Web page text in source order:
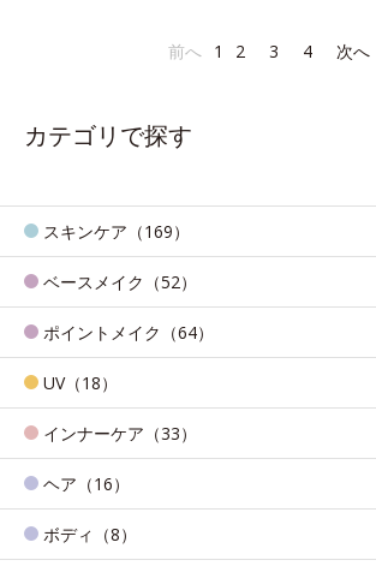
前へ 1 2 3 4 次へ
カテゴリで探す
スキンケア（169）
ベースメイク（52）
ポイントメイク（64）
UV（18）
インナーケア（33）
ヘア（16）
ボディ（8）